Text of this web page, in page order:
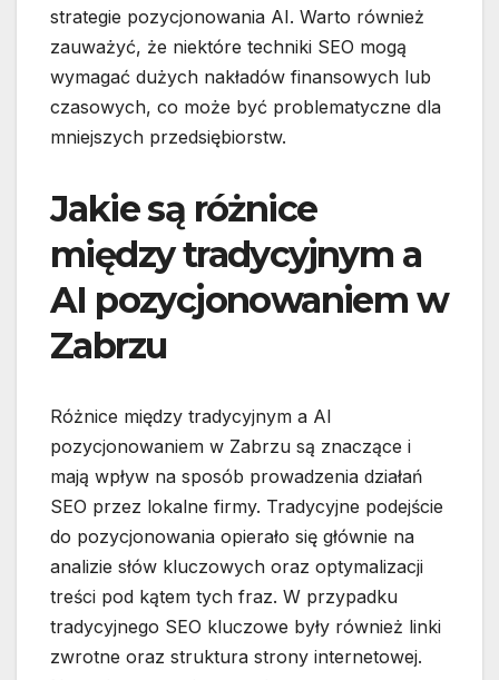
strategie pozycjonowania AI. Warto również
zauważyć, że niektóre techniki SEO mogą
wymagać dużych nakładów finansowych lub
czasowych, co może być problematyczne dla
mniejszych przedsiębiorstw.
Jakie są różnice
między tradycyjnym a
AI pozycjonowaniem w
Zabrzu
Różnice między tradycyjnym a AI
pozycjonowaniem w Zabrzu są znaczące i
mają wpływ na sposób prowadzenia działań
SEO przez lokalne firmy. Tradycyjne podejście
do pozycjonowania opierało się głównie na
analizie słów kluczowych oraz optymalizacji
treści pod kątem tych fraz. W przypadku
tradycyjnego SEO kluczowe były również linki
zwrotne oraz struktura strony internetowej.